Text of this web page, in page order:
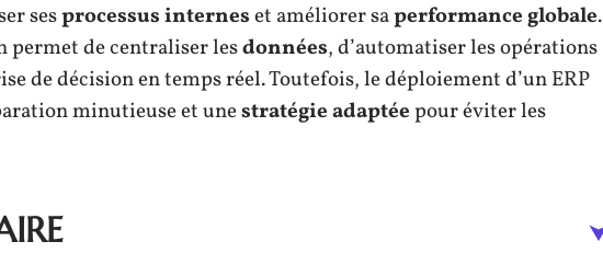
sesprocessus interneset améliorer saperformance globale.
permet de centraliser lesdonnées, d’automatiser les opérations
de décision en temps réel. Toutefois, le déploiement d’un ERP
minutieuse et unestratégie adaptéepour éviter les